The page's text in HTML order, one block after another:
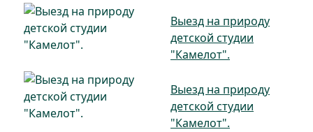
Выезд на природу
детской студии
"Камелот".
Выезд на природу
детской студии
"Камелот".